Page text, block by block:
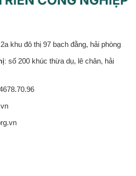
khu đô thị 97 bạch đằng, hải phòng
số 200 khúc thừa dụ, lê chân, hải